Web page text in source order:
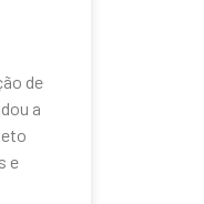
de
a
e